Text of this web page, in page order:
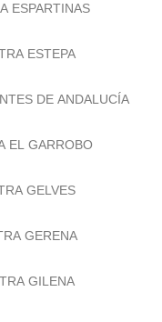
ESPARTINAS
ESTEPA
DE ANDALUCÍA
EL GARROBO
GELVES
GERENA
GILENA